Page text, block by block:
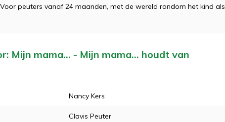
peuters vanaf 24 maanden, met de wereld rondom het kind als
Mijn mama… - Mijn mama... houdt van
Nancy Kers
Clavis Peuter